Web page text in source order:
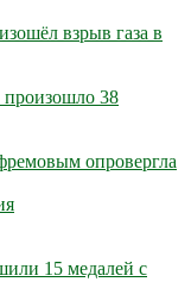
взрыв газа в
произошло 38
опровергла
15 медалей с